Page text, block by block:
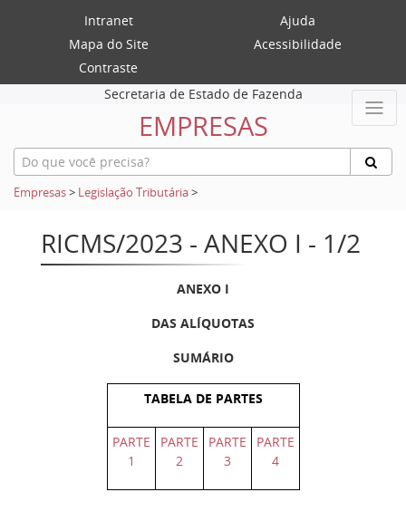
Intranet
Ajuda
Mapa do Site
Acessibilidade
Contraste
Secretaria de Estado de Fazenda
EMPRESAS
Empresas> Legislação Tributária>
RICMS/2023 - ANEXO I - 1/2
ANEXO I
DAS ALÍQUOTAS
SUMÁRIO
TABELA DE PARTES
PARTE
1
PARTE
2
PARTE
3
PARTE
4